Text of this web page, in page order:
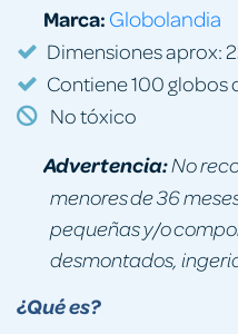
¿Qué es?
Marca: Globolandia
Dimensiones aprox:
Contiene 100 globos
No tóxico
Advertencia:No
menores de 36
pequeñas y/o
desmontados,